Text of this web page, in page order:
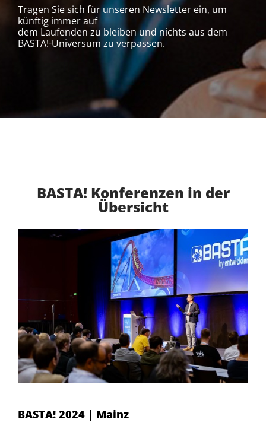
Tragen Sie sich für unseren Newsletter ein, um
künftig immer auf
dem Laufenden zu bleiben und nichts aus dem
BASTA!-Universum zu verpassen.
BASTA! Konferenzen in der
Übersicht
BASTA! 2024 | Mainz